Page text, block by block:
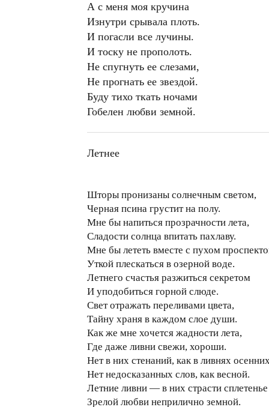
А с меня моя кручина
Изнутри срывала плоть.
И погасли все лучины.
И тоску не прополоть.
Не спугнуть ее слезами,
Не прогнать ее звездой.
Буду тихо ткать ночами
Гобелен любви земной.
Летнее
Шторы пронизаны солнечным светом,
Черная псина грустит на полу.
Мне бы напиться прозрачности лета,
Сладости солнца впитать пахлаву.
Мне бы лететь вместе с пухом
Уткой плескаться в озерной воде.
Летнего счастья разжиться секретом
И уподобиться горной слюде.
Свет отражать переливами цвета,
Тайну храня в каждом слое души.
Как же мне хочется жадности лета,
Где даже ливни свежи, хороши.
Нет в них стенаний, как в ливнях
Нет недосказанных слов, как весной.
Летние ливни — в них страсти сплетенье
Зрелой любви неприлично земной.